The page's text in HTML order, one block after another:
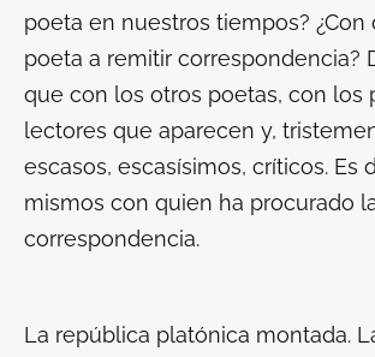
poeta en nuestros tiempos? ¿Con
poeta a remitir correspondencia?
que con los otros poetas, con los
lectores que aparecen y,
escasos, escasísimos, críticos. Es
mismos con quien ha procurado
correspondencia.
La república platónica montada.